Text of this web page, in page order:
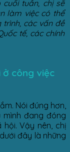
tuần, chị sẽ
làm việc có thể
các vấn đề
tế, các chính
ở công việc
Nói đúng hơn,
mình đang đóng
Vậy nên, chị
đây là những